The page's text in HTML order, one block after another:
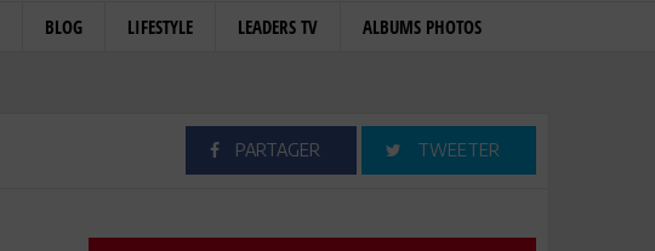
BLOG LIFESTYLE LEADERS TV ALBUMS PHOTOS
PARTAGER TWEETER